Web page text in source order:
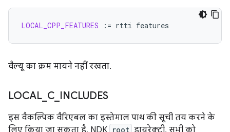
LOCAL_CPP_FEATURES := rtti
वैल्यू का क्रम मायने नहीं रखता.
LOCAL_ C INCLUDES
इस वैकल्पिक वैरिएबल का इस्तेमाल पाथ की सूची तय करने के
लिए किया जा सकता है. NDK root डायरेक्ट्री, सभी को